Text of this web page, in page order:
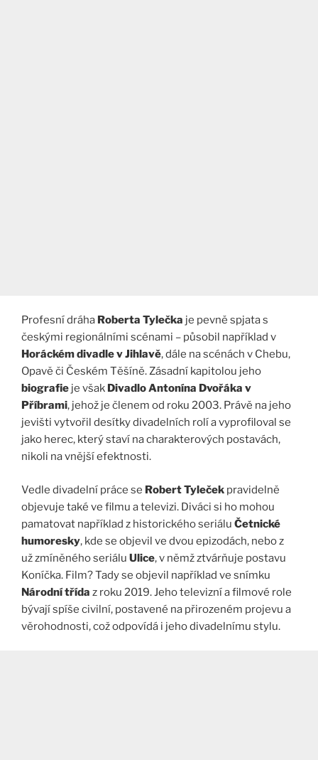
Profesní dráha Roberta Tylečka je pevně spjata s
českými regionálními scénami – působil například v
Horáckém divadle v Jihlavě, dále na scénách v Chebu,
Opavě či Českém Těšíně. Zásadní kapitolou jeho
biografie je však Divadlo Antonína Dvořáka v
Příbrami, jehož je členem od roku 2003. Právě na jeho
jevišti vytvořil desítky divadelních rolí a vyprofiloval se
jako herec, který staví na charakterových postavách,
nikoli na vnější efektnosti.
Vedle divadelní práce se Robert Tyleček pravidelně
objevuje také ve filmu a televizi. Diváci si ho mohou
pamatovat například z historického seriálu Četnické
humoresky, kde se objevil ve dvou epizodách, nebo z
už zmíněného seriálu Ulice, v němž ztvárňuje postavu
Koníčka. Film? Tady se objevil například ve snímku
Národní třída z roku 2019. Jeho televizní a filmové role
bývají spíše civilní, postavené na přirozeném projevu a
věrohodnosti, což odpovídá i jeho divadelnímu stylu.